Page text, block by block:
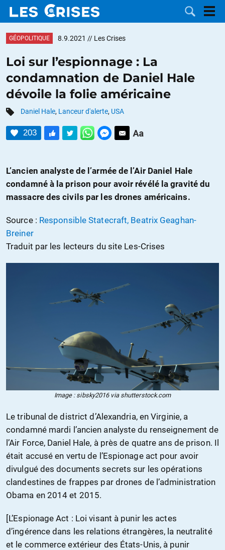
DOSSIERS
CATÉGORIES
MOTS CLÉS
CONTACTER
FAIRE UN
GÉOPOLITIQUE 8.9.2021 // Les Crises
Loi sur l’espionnage : La
condamnation de Daniel Hale
dévoile la folie américaine
Daniel Hale, Lanceur d'alerte, USA
203
L’ancien analyste de l’armée de l’Air Daniel Hale
condamné à la prison pour avoir révélé la gravité du
massacre des civils par les drones américains.
Source : Responsible Statecraft, Beatrix Geaghan-
Breiner
Traduit par les lecteurs du site Les-Crises
Image : sibsky2016 via shutterstock.com
Le tribunal de district d’Alexandria, en Virginie, a
condamné mardi l’ancien analyste du renseignement de
l’Air Force, Daniel Hale, à près de quatre ans de prison. Il
était accusé en vertu de l’Espionage act pour avoir
divulgué des documents secrets sur les opérations
clandestines de frappes par drones de l’administration
Obama en 2014 et 2015.
[L’Espionage Act : Loi visant à punir les actes
d’ingérence dans les relations étrangères, la neutralité
et le commerce extérieur des États-Unis, à punir